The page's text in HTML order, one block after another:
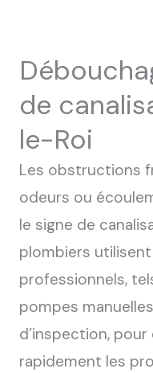
de
le-Roi
Les obstructions
odeurs ou
le signe de
plombiers
professionnels,
pompes
d’inspection,
rapidement les